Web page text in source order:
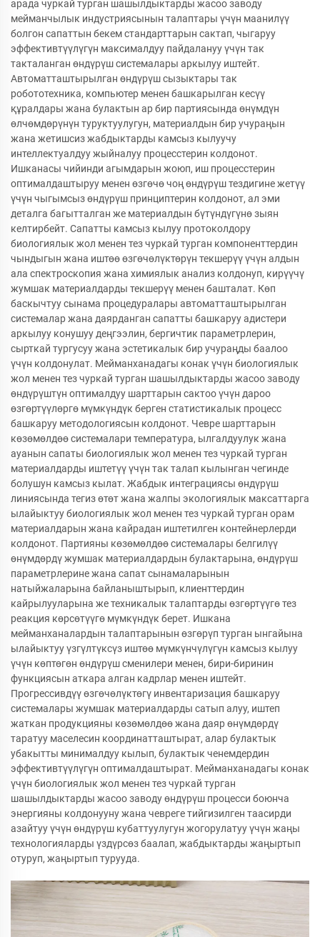
арада чуркай турган шашылдыктарды жасоо заводу
мейманчылык индустриясынын талаптары үчүн маанилүү
болгон сапаттын бекем стандарттарын сактап, чыгаруу
эффективтүүлүгүн максималдуу пайдалануу үчүн так
такталанган өндүрүш системалары аркылуу иштейт.
Автоматташтырылган өндүрүш сызыктары так
робототехника, компьютер менен башкарылган кесүү
құралдары жана булактын ар бир партиясында өнүмдүн
өлчөмдөрүнүн туруктуулугун, материалдын бир учураңын
жана жетишсиз жабдыктарды камсыз кылуучу
интеллектуалдуу жыйналуу процесстерин колдонот.
Ишканасы чийинди агымдарын жоюп, иш процесстерин
оптималдаштыруу менен өзгөчө чоң өндүрүш тездигине жетүү
үчүн чыгымсыз өндүрүш принциптерин колдонот, ал эми
деталга багытталган же материалдын бүтүндүгүнө зыян
келтирбейт. Сапатты камсыз кылуу протоколдору
биологиялык жол менен тез чуркай турган компоненттердин
чындыгын жана иштөө өзгөчөлүктөрүн текшерүү үчүн алдын
ала спектроскопия жана химиялык анализ колдонуп, кирүүчү
жумшак материалдарды текшерүү менен башталат. Көп
баскычтуу сынама процедуралары автоматташтырылган
системалар жана даярданган сапатты башкаруу адистери
аркылуу конушуу деңгээлин, бергичтик параметрлерин,
сырткай тургусуу жана эстетикалык бир учураңды баалоо
үчүн колдонулат. Мейманханадагы конак үчүн биологиялык
жол менен тез чуркай турган шашылдыктарды жасоо заводу
өндүрүштүн оптималдуу шарттарын сактоо үчүн дароо
өзгөртүүлөргө мүмкүндүк берген статистикалык процесс
башкаруу методологиясын колдонот. Чевре шарттарын
көзөмөлдөө системалари температура, ылгалдуулук жана
ауанын сапаты биологиялык жол менен тез чуркай турган
материалдарды иштетүү үчүн так талап кылынган чегинде
болушун камсыз кылат. Жабдык интеграциясы өндүрүш
линиясында тегиз өтөт жана жалпы экологиялык максаттарга
ылайыктуу биологиялык жол менен тез чуркай турган орам
материалдарын жана кайрадан иштетилген контейнерлерди
колдонот. Партияны көзөмөлдөө системалары белгилүү
өнүмдөрдү жумшак материалдардын булактарына, өндүрүш
параметрлерине жана сапат сынамаларынын
натыйжаларына байланыштырып, клиенттердин
кайрылууларына же техникалык талаптарды өзгөртүүгө тез
реакция көрсөтүүгө мүмкүндүк берет. Ишкана
мейманханалардын талаптарынын өзгөрүп турган ынгайына
ылайыктуу үзгүлтүксүз иштөө мүмкүнчүлүгүн камсыз кылуу
үчүн көптөгөн өндүрүш сменилери менен, бири-биринин
функциясын аткара алган кадрлар менен иштейт.
Прогрессивдүү өзгөчөлүктөгү инвентаризация башкаруу
системалары жумшак материалдарды сатып алуу, иштеп
жаткан продукцияны көзөмөлдөө жана даяр өнүмдөрдү
таратуу маселесин координатташтырат, алар булактык
убакытты минималдуу кылып, булактык ченемдердин
эффективтүүлүгүн оптималдаштырат. Мейманханадагы конак
үчүн биологиялык жол менен тез чуркай турган
шашылдыктарды жасоо заводу өндүрүш процесси боюнча
энергияны колдонууну жана чевреге тийгизилген таасирди
азайтуу үчүн өндүрүш кубаттуулугун жогорулатуу үчүн жаңы
технологияларды үздүрсөз баалап, жабдыктарды жаңыртып
отуруп, жаңыртып турууда.